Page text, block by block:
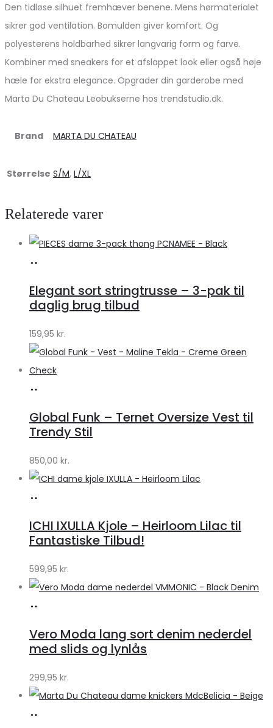
Den tidløse silhuet fremhæver benene. Mens hørmaterialet
sikrer god ventilation. Bomulden giver komfort. Og
polyesterens holdbarhed sikrer langvarig form og farve.
Kombiner med sneakers for et afslappet look eller også høje
hæle for ekstra elegance. Opgrader din garderobe med
Marta Du Chateau Leobukserne hos trendstudio.dk.
Brand MARTA DU CHATEAU
Størrelse S/M, L/XL
Relaterede varer
Klædeskabet.dk
Elegant sort stringtrusse – 3-pak til
daglig brug tilbud
159,95 kr.
Lykke
Lykke
Global Funk – Ternet Oversize Vest til
Trendy Stil
850,00 kr.
Klædeskabet.dk
ICHI IXULLA Kjole – Heirloom Lilac til
Fantastiske Tilbud!
599,95 kr.
Klædeskabet.dk
Vero Moda lang sort denim nederdel
med slids og lynlås
299,95 kr.